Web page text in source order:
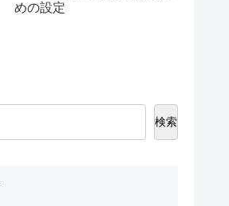
めの設定
検索